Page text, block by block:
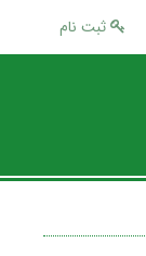
ثبت نام